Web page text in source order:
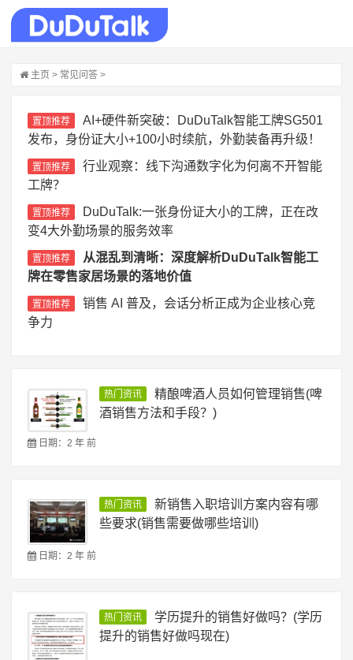
主页 > 常见问答 >
置顶推荐
AI+硬件新突破：DuDuTalk智能工牌SG501
发布，身份证大小+100小时续航，外勤装备再升级！
置顶推荐
行业观察：线下沟通数字化为何离不开智能
工牌？
置顶推荐
DuDuTalk:一张身份证大小的工牌，正在改
变4大外勤场景的服务效率
置顶推荐
从混乱到清晰：深度解析DuDuTalk智能工
牌在零售家居场景的落地价值
置顶推荐
销售 AI 普及，会话分析正成为企业核心竞
争力
热门资讯
精酿啤酒人员如何管理销售(啤
酒销售方法和手段？)
日期：2 年 前
热门资讯
新销售入职培训方案内容有哪
些要求(销售需要做哪些培训)
日期：2 年 前
热门资讯
学历提升的销售好做吗？(学历
提升的销售好做吗现在)